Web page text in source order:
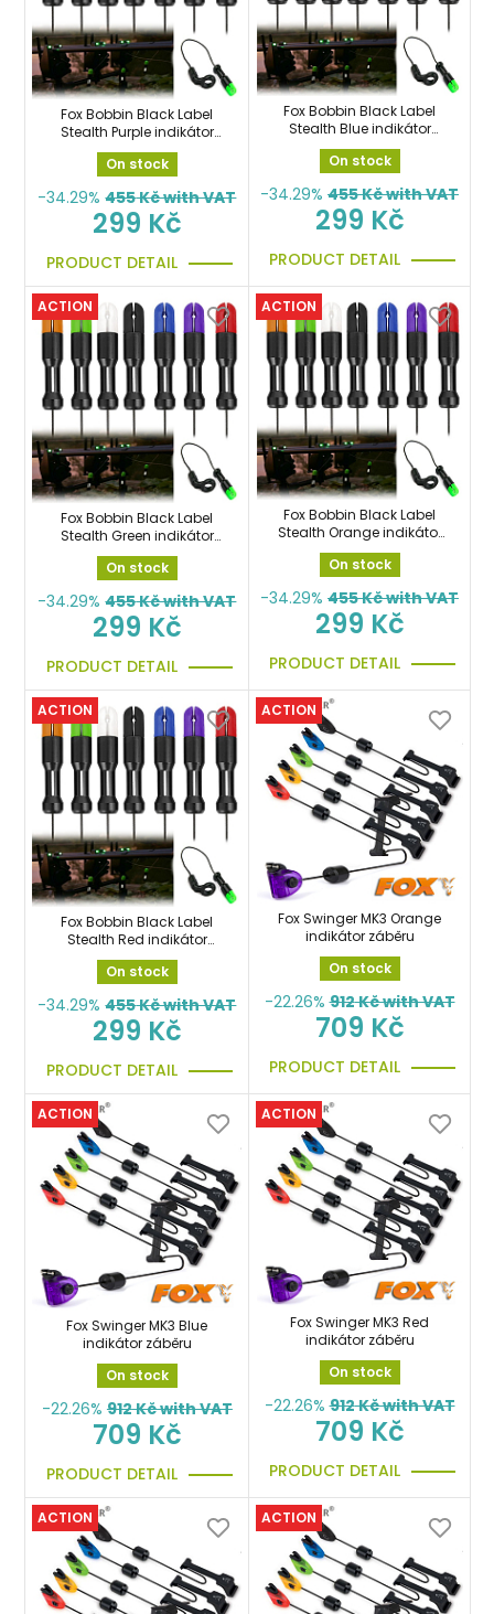
Fox Bobbin Black Label
Stealth Purple indikátor
záběru fialový
On stock
-34.29% 455Kč with VAT
299 Kč
PRODUCT DETAIL
Fox Bobbin Black Label
Stealth Blue indikátor
záběru modrý
On stock
-34.29% 455Kč with VAT
299 Kč
PRODUCT DETAIL
ACTION
Fox Bobbin Black Label
Stealth Green indikátor
záběru zelený
On stock
-34.29% 455Kč with VAT
299 Kč
PRODUCT DETAIL
ACTION
Fox Bobbin Black Label
Stealth Orange indikátor
záběru oranžový
On stock
-34.29% 455Kč with VAT
299 Kč
PRODUCT DETAIL
ACTION
Fox Bobbin Black Label
Stealth Red indikátor
záběru červený
On stock
-34.29% 455Kč with VAT
299 Kč
PRODUCT DETAIL
ACTION
Fox Swinger MK3 Orange
indikátor záběru
On stock
-22.26% 912Kč with VAT
709 Kč
PRODUCT DETAIL
ACTION
Fox Swinger MK3 Blue
indikátor záběru
On stock
-22.26% 912Kč with VAT
709 Kč
PRODUCT DETAIL
ACTION
Fox Swinger MK3 Red
indikátor záběru
On stock
-22.26% 912Kč with VAT
709 Kč
PRODUCT DETAIL
ACTION ACTION